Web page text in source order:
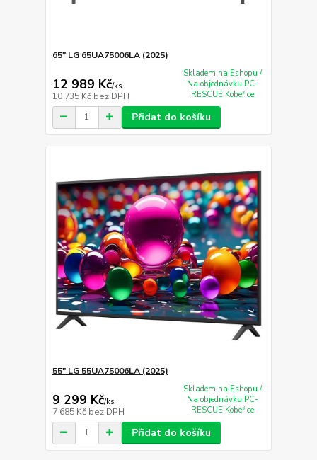
65" LG 65UA75006LA (2025)
12 989 Kč/ks
10 735 Kč bez DPH
Skladem na Eshopu /
Na objednávku PC-
RESCUE Kobeřice
Přidat do košíku
55" LG 55UA75006LA (2025)
9 299 Kč/ks
7 685 Kč bez DPH
Skladem na Eshopu /
Na objednávku PC-
RESCUE Kobeřice
Přidat do košíku